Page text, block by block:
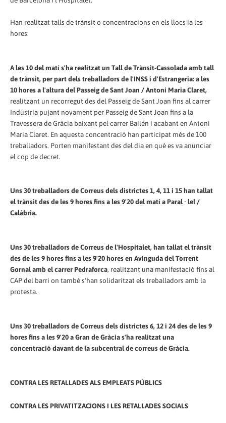
Han realitzat talls de trànsit o concentracions en els llocs ia les
hores:
A les 10 del matí s'ha realitzat un Tall de Trànsit-Cassolada amb tall
de trànsit, per part dels treballadors de l'INSS i d'Estrangeria: a les
10 hores a l'altura del Passeig de Sant Joan / Antoni Maria Claret,
realitzant un recorregut des del Passeig de Sant Joan fins al carrer
Indústria pujant novament per Passeig de Sant Joan fins a la
Travessera de Gràcia baixant pel carrer Bailén i acabant en Antoni
Maria Claret. En aquesta concentració han participat més de 100
treballadors. Porten manifestant des del dia en què es va anunciar
el cop de decret.
Uns 30 treballadors de Correus dels districtes 1, 4, 11 i 15 han tallat
el trànsit des de les 9 hores fins a les 9'20 del matí a Paral · lel /
Calàbria.
Uns 30 treballadors de Correus de l'Hospitalet, han tallat el trànsit
des de les 9 hores fins a les 9'20 hores en Avinguda del Torrent
Gornal amb el carrer Pedraforca, realitzant una manifestació fins al
CAP del barri on també s'han solidaritzat els treballadors amb la
protesta.
Uns 30 treballadors de Correus dels districtes 6, 12 i 24 des de les 9
hores fins a les 9'20 a Gran de Gràcia s'ha realitzat una
concentració davant de la subcentral de correus de Gràcia.
CONTRA LES RETALLADES ALS EMPLEATS PÚBLICS
CONTRA LES PRIVATITZACIONS I LES RETALLADES SOCIALS